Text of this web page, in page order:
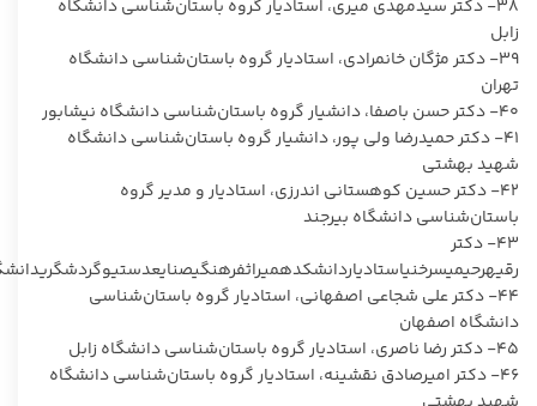
۳۸- دکتر سیدمهدی میری، استادیار گروه باستان‌شناسی دانشگاه
زابل
۳۹- دکتر مژگان خانمرادی، استادیار گروه باستان‌شناسی دانشگاه
تهران
۴۰- دکتر حسن باصفا، دانشیار گروه باستان‌شناسی دانشگاه نیشابور
۴۱- دکتر حمیدرضا ولی پور، دانشیار گروه باستان‌شناسی دانشگاه
شهید بهشتی
۴۲- دکتر حسین کوهستانی اندرزی، استادیار و مدیر گروه
باستان‌شناسی دانشگاه بیرجند
۴۳- دکتر
۴۴- دکتر علی شجاعی اصفهانی، استادیار گروه باستان‌شناسی
دانشگاه اصفهان
۴۵- دکتر رضا ناصری، استادیار گروه باستان‌شناسی دانشگاه زابل
۴۶- دکتر امیرصادق نقشینه، استادیار گروه باستان‌شناسی دانشگاه